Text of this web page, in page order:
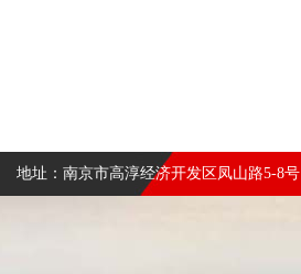
地址：南京市高淳经济开发区凤山路5-8号